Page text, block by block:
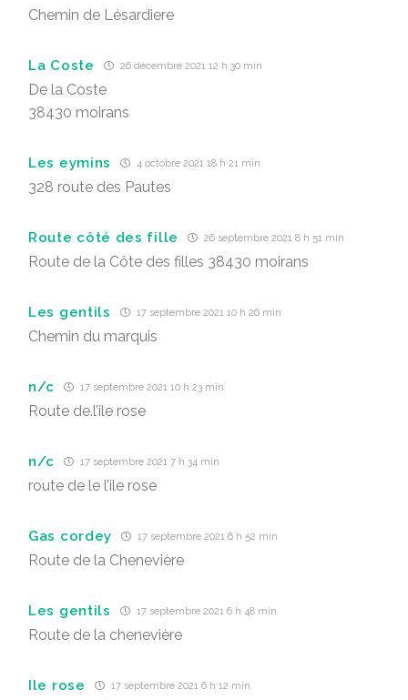
Chemin de Lésardiere
La Coste 26 décembre 2021 12 h 30 min
De la Coste
38430 moirans
Les eymins 4 octobre 2021 18 h 21 min
328 route des Pautes
Route côté des fille 26 septembre 2021 8 h 51 min
Route de la Côte des filles 38430 moirans
Les gentils 17 septembre 2021 10 h 26 min
Chemin du marquis
n/c 17 septembre 2021 10 h 23 min
Route de.l’ile rose
n/c 17 septembre 2021 7 h 34 min
route de le l’ile rose
Gas cordey 17 septembre 2021 6 h 52 min
Route de la Chenevière
Les gentils 17 septembre 2021 6 h 48 min
Route de la chenevière
Ile rose 17 septembre 2021 6 h 12 min